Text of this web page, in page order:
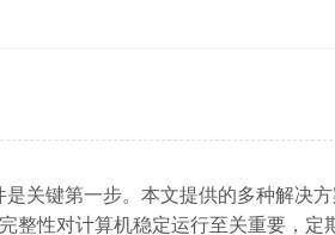
是关键第一步。本文提供的多种解决
整性对计算机稳定运行至关重要，定